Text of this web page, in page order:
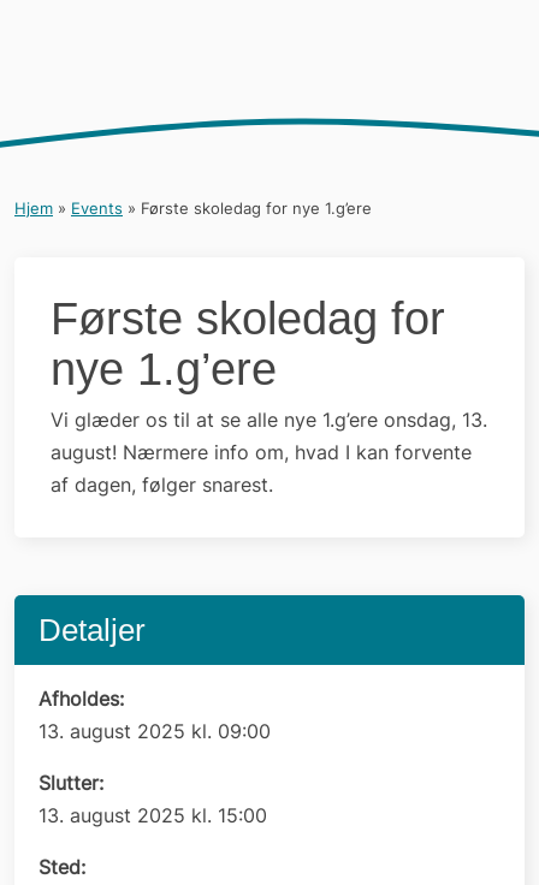
Hjem » Events » Første skoledag for nye 1.g’ere
Første skoledag for
nye 1.g’ere
Vi glæder os til at se alle nye 1.g’ere onsdag, 13.
august! Nærmere info om, hvad I kan forvente
af dagen, følger snarest.
Detaljer
Afholdes:
13. august 2025 kl. 09:00
Slutter:
13. august 2025 kl. 15:00
Sted: